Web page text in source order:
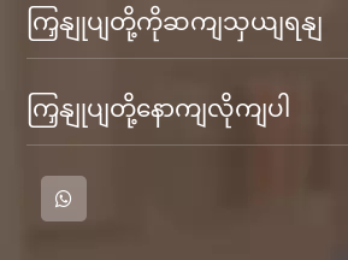
ကြှနျုပျတို့ကိုဆကျသှယျရနျ
ကြှနျုပျတို့နောကျလိုကျပါ